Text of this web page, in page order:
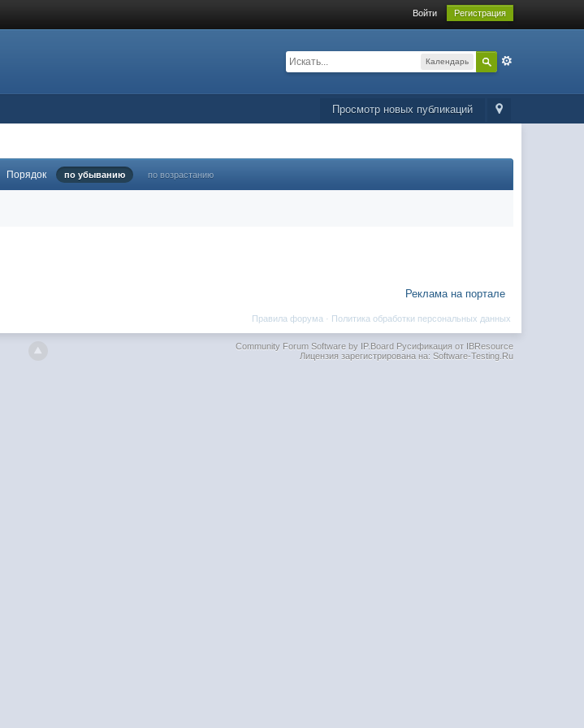
Войти Регистрация
Календарь
Просмотр новых публикаций
Порядок по убыванию по возрастанию
Реклама на портале
Политика обработки персональных данных
Правила форума ·
Community Forum Software by IP.BoardРусификация от IBResource
Лицензия зарегистрирована на: Software-Testing.Ru